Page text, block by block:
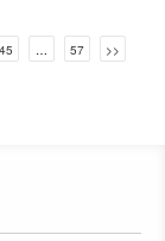
45 … 57 >>